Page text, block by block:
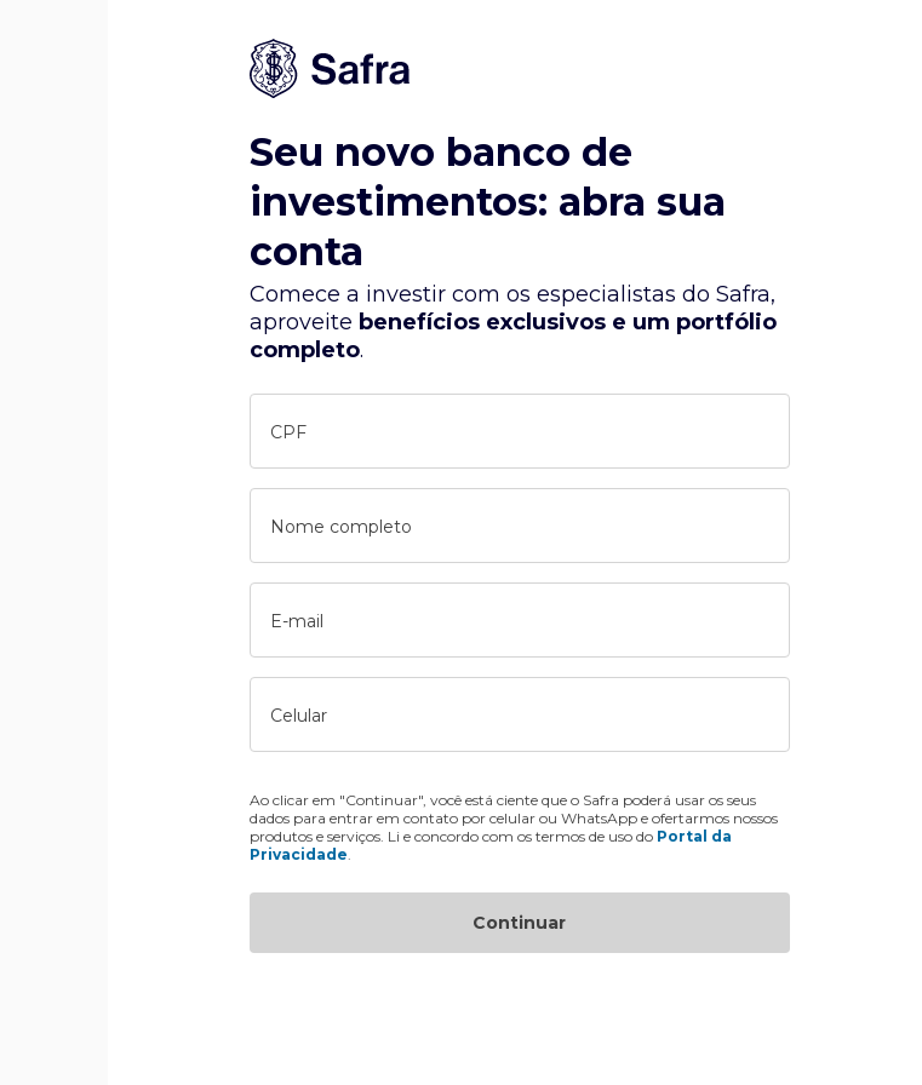
Seu novo banco de
investimentos: abra sua
conta
Comece a investir com os especialistas do Safra,
aproveite benefícios exclusivos e um portfólio
completo.
CPF
Nome completo
E-mail
Celular
Ao clicar em "Continuar", você está ciente que o Safra poderá usar os seus
dados para entrar em contato por celular ou WhatsApp e ofertarmos nossos
produtos e serviços. Li e concordo com os termos de uso do Portal da
Privacidade
Continuar